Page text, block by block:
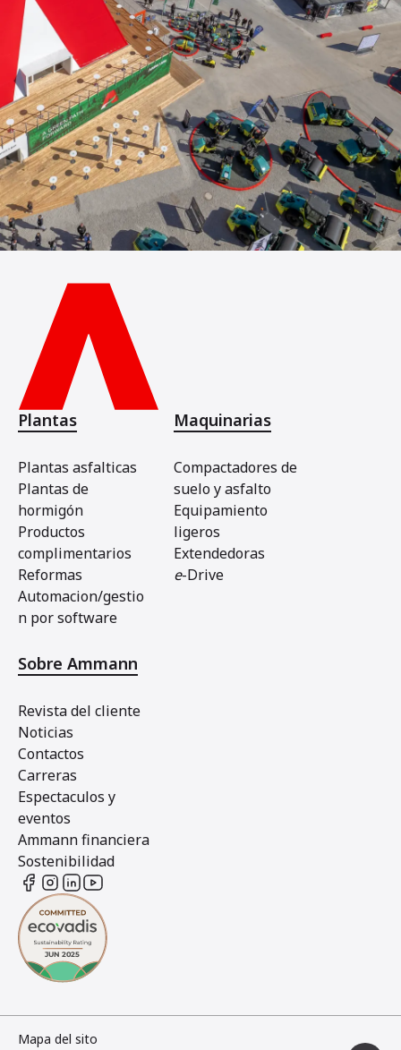
Plantas
Plantas asfalticas
Plantas de
hormigón
Productos
complimentarios
Reformas
Automacion/gestio
n por software
Maquinarias
Compactadores de
suelo y asfalto
Equipamiento
ligeros
Extendedoras
e-Drive
Sobre Ammann
Revista del cliente
Noticias
Contactos
Carreras
Espectaculos y
eventos
Ammann financiera
Sostenibilidad
Mapa del sito